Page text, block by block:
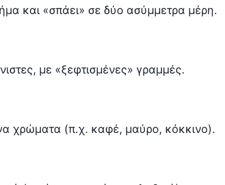
και «σπάει» σε δύο ασύμμετρα μέρη.
με «ξεφτισμένες» γραμμές.
χρώματα (π.χ. καφέ, μαύρο, κόκκινο).